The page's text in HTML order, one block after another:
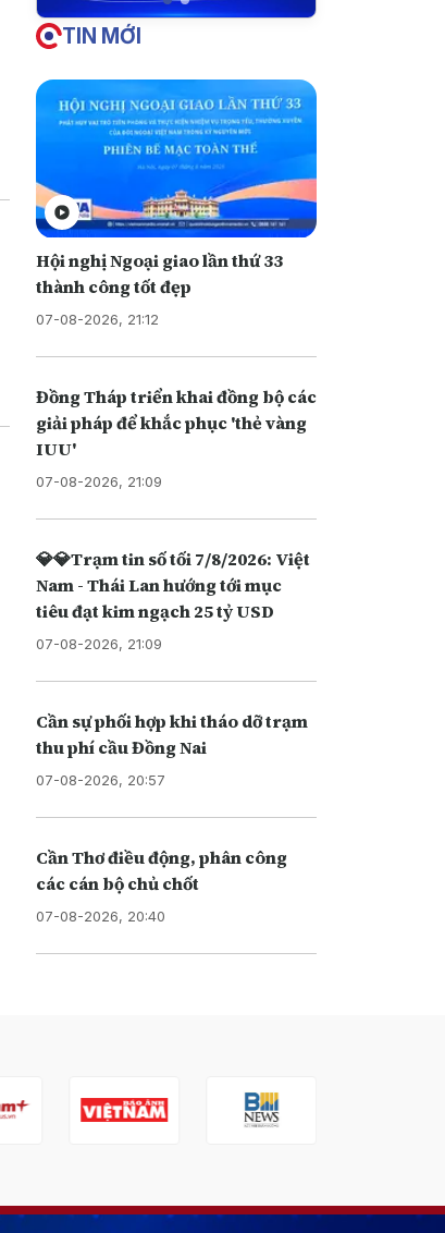
TIN MỚI
Hội nghị Ngoại giao lần thứ 33
thành công tốt đẹp
07-08-2026, 21:12
Đồng Tháp triển khai đồng bộ các
giải pháp để khắc phục 'thẻ vàng
IUU'
07-08-2026, 21:09
💎💎Trạm tin số tối 7/8/2026: Việt
Nam - Thái Lan hướng tới mục
tiêu đạt kim ngạch 25 tỷ USD
07-08-2026, 21:09
Cần sự phối hợp khi tháo dỡ trạm
thu phí cầu Đồng Nai
07-08-2026, 20:57
Cần Thơ điều động, phân công
các cán bộ chủ chốt
07-08-2026, 20:40